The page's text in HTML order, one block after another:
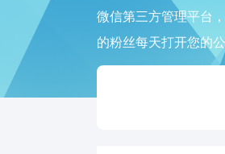
微信第三方管理平台
的粉丝每天打开您的